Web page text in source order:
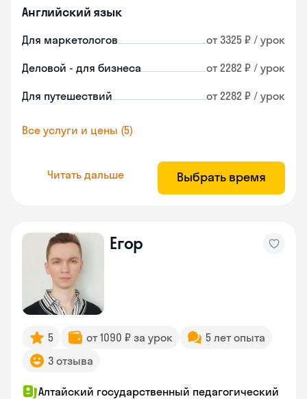
Английский язык
Для маркетологов от 3325 ₽ / урок
Деловой - для бизнеса от 2282 ₽ / урок
Для путешествий от 2282 ₽ / урок
Все услуги и цены (5)
Читать дальше Выбрать время
Егор
5 от 1090 ₽ за урок
5 лет опыта
3 отзыва
Алтайский государственный педагогический